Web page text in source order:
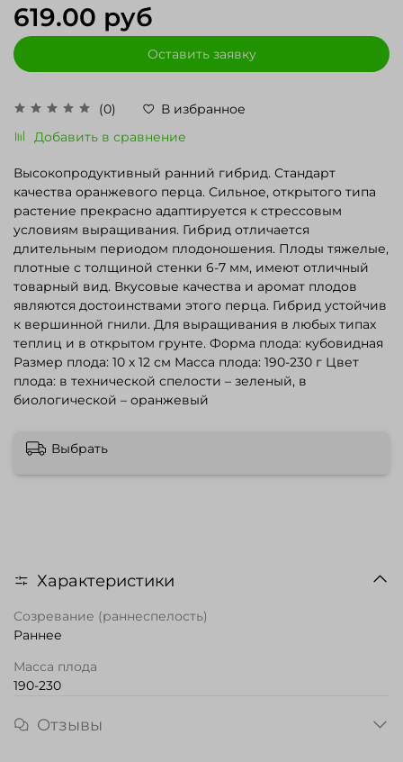
(0)
В избранное
Добавить в сравнение
619.00 руб
Оставить заявку
Высокопродуктивный ранний гибрид. Стандарт
качества оранжевого перца. Сильное, открытого типа
растение прекрасно адаптируется к стрессовым
условиям выращивания. Гибрид отличается
длительным периодом плодоношения. Плоды тяжелые,
плотные с толщиной стенки 6-7 мм, имеют отличный
товарный вид. Вкусовые качества и аромат плодов
являются достоинствами этого перца. Гибрид устойчив
к вершинной гнили. Для выращивания в любых типах
теплиц и в открытом грунте. Форма плода: кубовидная
Размер плода: 10 х 12 см Масса плода: 190-230 г Цвет
плода: в технической спелости – зеленый, в
биологической – оранжевый
Выбрать
Характеристики
Созревание (раннеспелость)
Раннее
Масса плода
190-230
Отзывы